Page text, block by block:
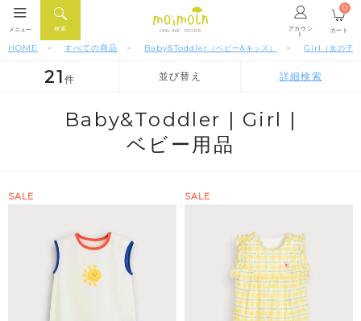
ONLINE STORE アカウン
ト
検索
メニュー カート
0
HOME すべての商品 Baby&Toddler （ベビー&キッズ） Girl （女の子）
並び替え
価格が安い順
21 件 詳細検索
Baby&Toddler | Girl |
ベビー用品
SALE SALE